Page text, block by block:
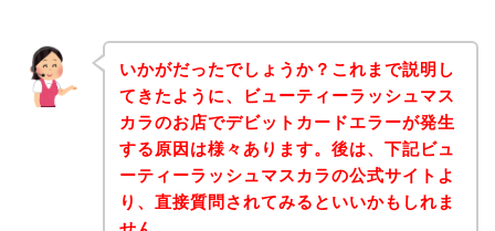
いかがだったでしょうか？これまで説明し
てきたように、ビューティーラッシュマス
カラのお店でデビットカードエラーが発生
する原因は様々あります。後は、下記ビュ
ーティーラッシュマスカラの公式サイトよ
り、直接質問されてみるといいかもしれま